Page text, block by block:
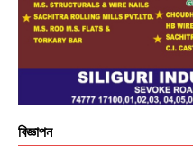
বিজ্ঞাপন